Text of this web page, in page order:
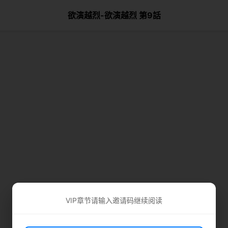
欲演越烈-欲演越烈 第9話
VIP章节请输入邀请码继续阅读